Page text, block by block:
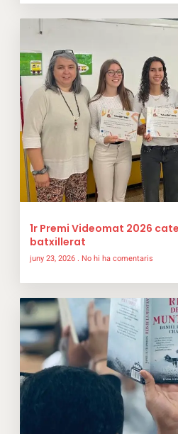
1r Premi Videomat 2026
batxillerat
juny 23, 2026 No hi ha comentaris